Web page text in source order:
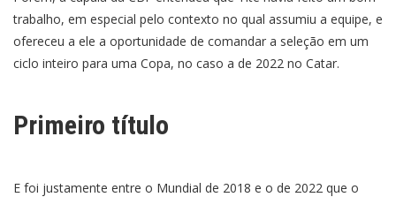
trabalho, em especial pelo contexto no qual assumiu a equipe, e
ofereceu a ele a oportunidade de comandar a seleção em um
ciclo inteiro para uma Copa, no caso a de 2022 no Catar.
Primeiro título
E foi justamente entre o Mundial de 2018 e o de 2022 que o